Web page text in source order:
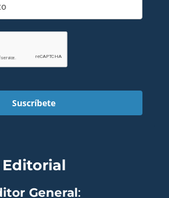
Suscríbete
Editorial
General: